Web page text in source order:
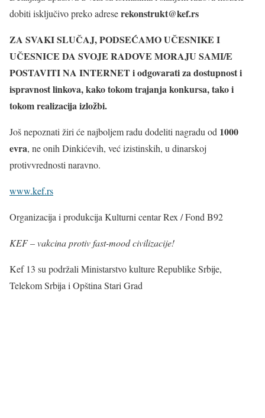
dobiti isključivo preko adreserekonstrukt@kef.rs
ZA SVAKI SLUČAJ, PODSEĆAMO UČESNIKE I
UČESNICE DA SVOJE RADOVE MORAJU SAMI/E
POSTAVITI NA INTERNET i odgovarati za dostupnost i
ispravnost linkova, kako tokom trajanja konkursa, tako i
tokom realizacija izložbi.
Još nepoznati žiri će najboljem radu dodeliti nagradu od 1000
evra, ne onih Dinkićevih, već izistinskih, u dinarskoj
protivvrednosti naravno.
www.kef.rs
Organizacija i produkcija Kulturni centar Rex / Fond B92
KEF – vakcina protiv fast-mood civilizacije!
Kef 13 su podržali Ministarstvo kulture Republike Srbije,
Telekom Srbija i Opština Stari Grad